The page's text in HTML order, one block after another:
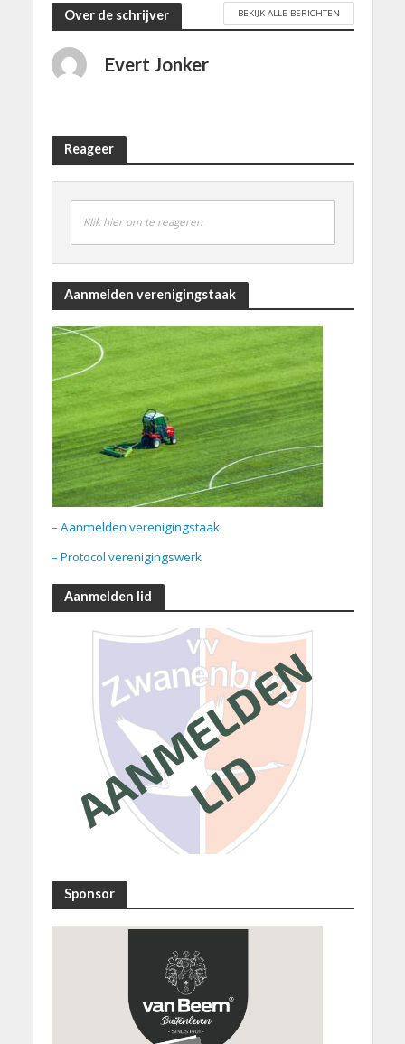
Over de schrijver BEKIJK ALLE BERICHTEN
Evert Jonker
Reageer
Klik hier om te reageren
Aanmelden verenigingstaak
– Aanmelden verenigingstaak
– Protocol verenigingswerk
Aanmelden lid
Sponsor